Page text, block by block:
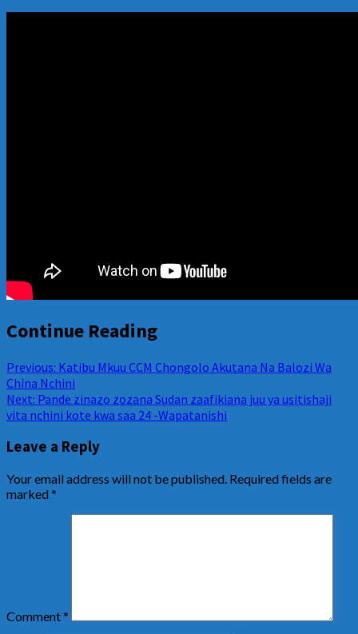
Continue Reading
Previous: Katibu Mkuu CCM Chongolo Akutana Na Balozi Wa
China Nchini
Next: Pande zinazo zozana Sudan zaafikiana juu ya usitishaji
vita nchini kote kwa saa 24 -Wapatanishi
Leave a Reply
Your email address will not be published. Required fields are
marked*
Comment*